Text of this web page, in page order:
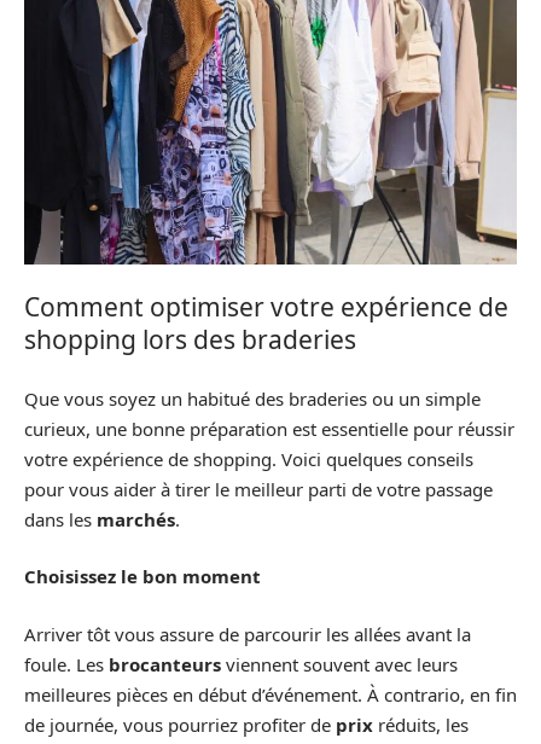
Comment optimiser votre expérience de
shopping lors des braderies
Que vous soyez un habitué des braderies ou un simple
curieux, une bonne préparation est essentielle pour réussir
votre expérience de shopping. Voici quelques conseils
pour vous aider à tirer le meilleur parti de votre passage
dans les marchés.
Choisissez le bon moment
Arriver tôt vous assure de parcourir les allées avant la
foule. Les brocanteurs viennent souvent avec leurs
meilleures pièces en début d’événement. À contrario, en fin
de journée, vous pourriez profiter de prix réduits, les